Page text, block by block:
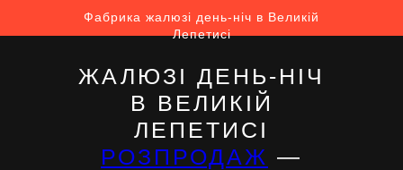
Фабрика жалюзі день-ніч в Великій
Лепетисі
ЖАЛЮЗІ ДЕНЬ-НІЧ
В ВЕЛИКІЙ
ЛЕПЕТИСІ
РОЗПРОДАЖ —